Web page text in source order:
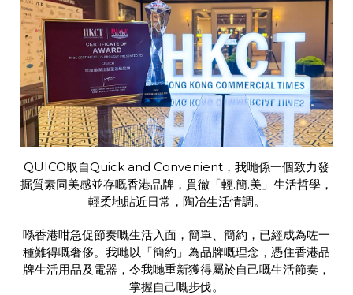
QUICO取自Quick and Convenient，我哋係一個致力發
掘質素同美感並存嘅香港品牌，貫徹「輕.簡.美」生活哲學，
輕柔地貼近日常，陶冶生活情調。
喺香港咁急促節奏嘅生活入面，簡單、簡約，已經成為咗一
種難得嘅奢侈。我哋以「簡約」為品牌嘅理念，憑住香港品
牌生活用品及電器，令我哋重新獲得屬於自己嘅生活節奏，
掌握自己嘅步伐。